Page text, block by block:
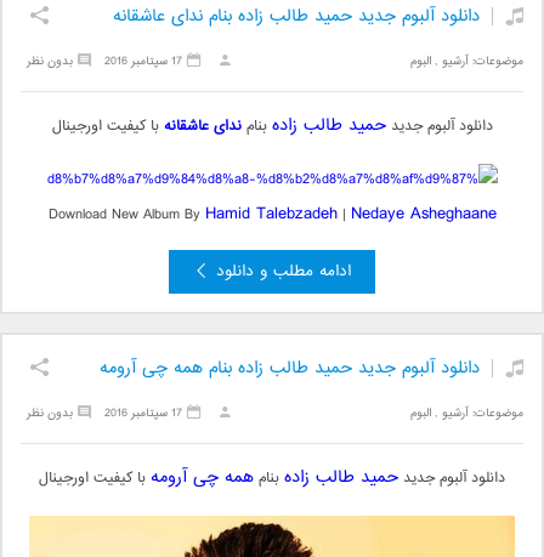
دانلود آلبوم جدید حمید طالب زاده بنام ندای عاشقانه
موضوعات:آرشیو ,البوم بدون نظر 17 سپتامبر 2016
دانلود آلبوم جدیدحمید طالب زادهبنامندای عاشقانهبا کیفیت اورجینال
Download New Album By Hamid Talebzadeh| Nedaye Asheghaane
ادامه مطلب و دانلود
دانلود آلبوم جدید حمید طالب زاده بنام همه چی آرومه
موضوعات:آرشیو ,البوم بدون نظر 17 سپتامبر 2016
دانلود آلبوم جدید حمید طالب زادهبنامهمه چی آرومهبا کیفیت اورجینال